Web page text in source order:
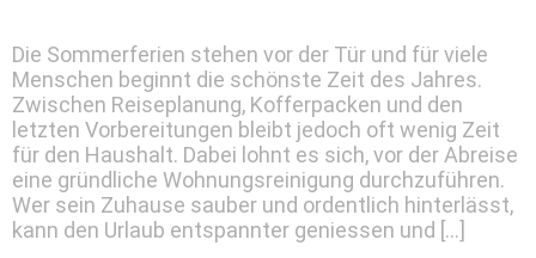
Die Sommerferien stehen vor der Tür und für viele
Menschen beginnt die schönste Zeit des Jahres.
Zwischen Reiseplanung, Kofferpacken und den
letzten Vorbereitungen bleibt jedoch oft wenig Zeit
für den Haushalt. Dabei lohnt es sich, vor der Abreise
eine gründliche Wohnungsreinigung durchzuführen.
Wer sein Zuhause sauber und ordentlich hinterlässt,
kann den Urlaub entspannter geniessen und […]